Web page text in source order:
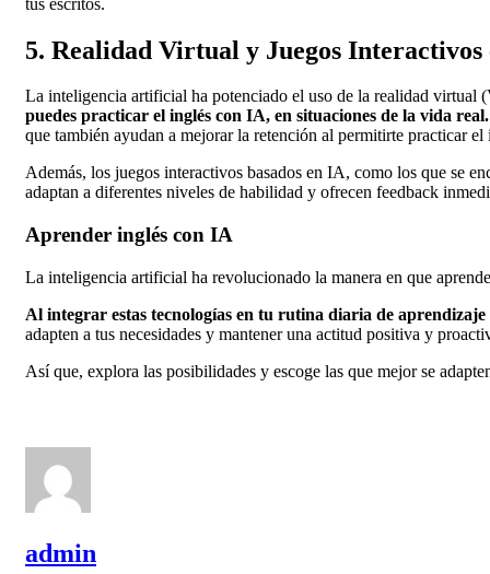
5. Realidad Virtual y Juegos Interactivos
La inteligencia artificial ha potenciado el uso de la realidad
puedes practicar el inglés con IA, en situaciones de la vida real.
que también ayudan a mejorar la retención al permitirte practicar
Además, los juegos interactivos basados en IA, como los que se
adaptan a diferentes niveles de habilidad y ofrecen feedback
Aprender inglés con IA
La inteligencia artificial ha revolucionado la manera en que
Al integrar estas tecnologías en tu rutina diaria de
adapten a tus necesidades y mantener una actitud positiva y
Así que, explora las posibilidades y escoge las que mejor se
admin